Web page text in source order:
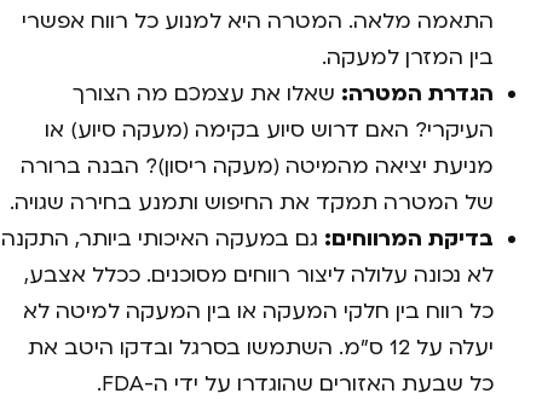
התאמה מלאה. המטרה היא למנוע כל רווח אפשרי
בין המזרן למעקה.
הגדרת המטרה: שאלו את עצמכם מה הצורך
העיקרי? האם דרוש סיוע בקימה (מעקה סיוע) או
מניעת יציאה מהמיטה (מעקה ריסון)? הבנה ברורה
של המטרה תמקד את החיפוש ותמנע בחירה שגויה.
בדיקת המרווחים: גם במעקה האיכותי ביותר, התקנה
לא נכונה עלולה ליצור רווחים מסוכנים. ככלל אצבע,
כל רווח בין חלקי המעקה או בין המעקה למיטה לא
יעלה על 12 ס"מ. השתמשו בסרגל ובדקו היטב את
כל שבעת האזורים שהוגדרו על ידי ה-FDA.